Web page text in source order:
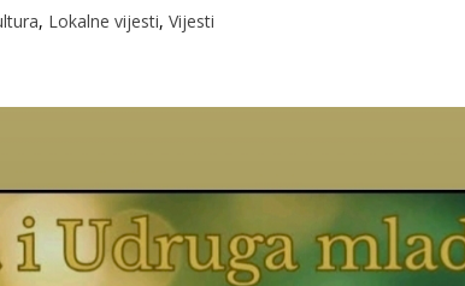
, Lokalne vijesti, Vijesti